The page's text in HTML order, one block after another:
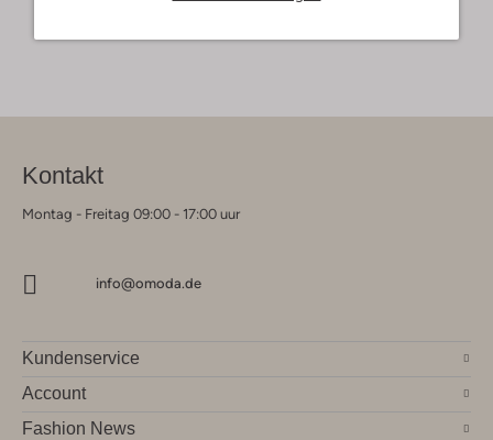
Kontakt
Montag - Freitag 09:00 - 17:00 uur
info@omoda.de
Kundenservice
Account
Fashion News